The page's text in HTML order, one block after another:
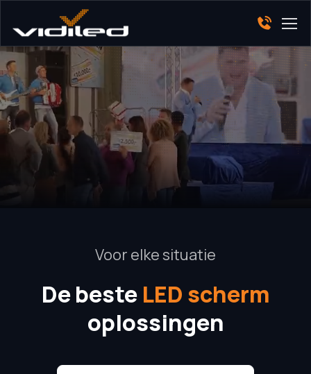
Voor elke situatie
De beste LED scherm
oplossingen